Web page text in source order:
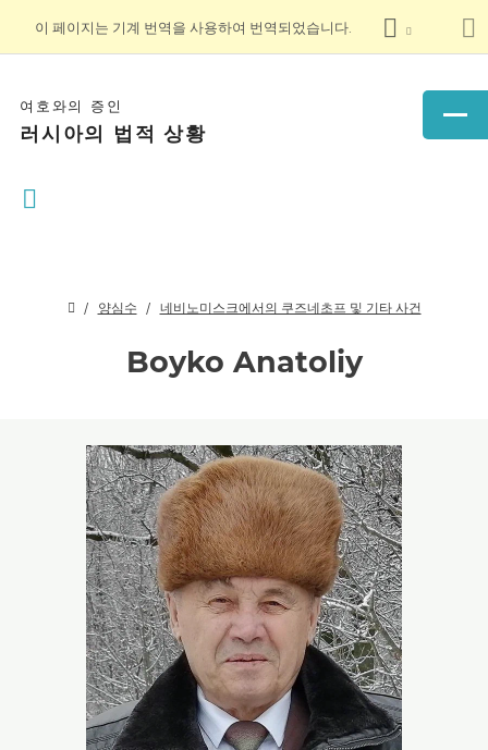
이 페이지는 기계 번역을 사용하여 번역되었습니다.
여호와의 증인
러시아의 법적 상황
양심수 네비노미스크에서의 쿠즈네초프 및 기타 사건
Boyko Anatoliy